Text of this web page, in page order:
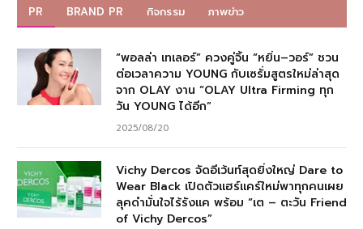
PR BRAND PR กิจกรรม ภาพข่าว
“พอลล่า เทเลอร์” ควงคู่จิ้น “หยิ่น–วอร์” ชวน
ต่อเวลาความ YOUNG กับเซรั่มสูตรใหม่ล่าสุด
จาก OLAY งาน “OLAY Ultra Firming ทุก
วัน YOUNG ได้อีก”
2025/08/20
Vichy Dercos จัดอีเว้นท์สุดยิ่งใหญ่ Dare to
Wear Black เปิดตัวแฮร์แคร์ใหม่พาทุกคนเผย
ลุคดำมั่นใจไร้รังแค พร้อม “เต – ตะวัน Friend
of Vichy Dercos”